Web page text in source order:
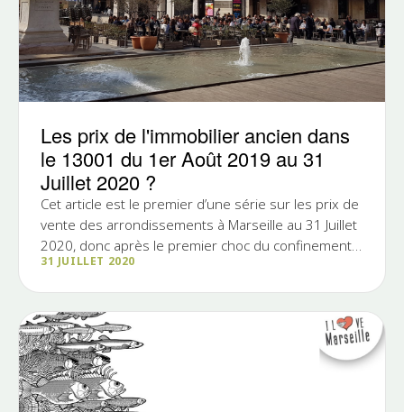
Les prix de l'immobilier ancien dans
le 13001 du 1er Août 2019 au 31
Juillet 2020 ?
Cet article est le premier d’une série sur les prix de
vente des arrondissements à Marseille au 31 Juillet
2020, donc après le premier choc du confinement.
Ce...
31 JUILLET 2020